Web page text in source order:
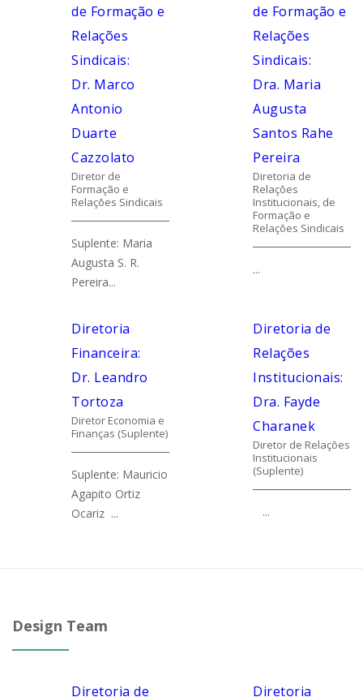
de Formação e
Relações
Sindicais:
Dr. Marco
Antonio
Duarte
Cazzolato
Diretor de
Formação e
Relações Sindicais
Suplente: Maria
Augusta S. R.
Pereira...
de Formação e
Relações
Sindicais:
Dra. Maria
Augusta
Santos Rahe
Pereira
Diretoria de
Relações
Institucionais, de
Formação e
Relações Sindicais
...
Diretoria
Financeira:
Dr. Leandro
Tortoza
Diretor Economia e
Finanças (Suplente)
Suplente: Mauricio
Agapito Ortiz
Ocariz ...
Diretoria de
Relações
Institucionais:
Dra. Fayde
Charanek
Diretor de Relações
Institucionais
(Suplente)
...
Design Team
Diretoria de Diretoria